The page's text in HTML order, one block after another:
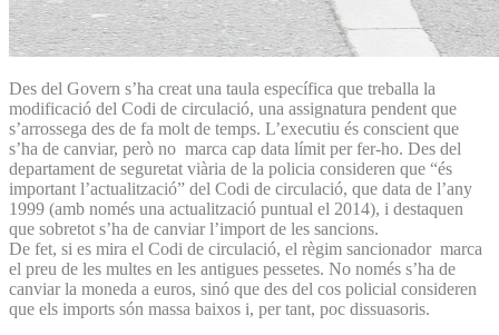
Des del Govern s’ha creat una taula específica que treballa la
modificació del Codi de circulació, una assignatura pendent que
s’arrossega des de fa molt de temps. L’executiu és conscient que
s’ha de canviar, però no marca cap data límit per fer-ho. Des del
departament de seguretat viària de la policia consideren que “és
important l’actualització” del Codi de circulació, que data de l’any
1999 (amb només una actualització puntual el 2014), i destaquen
que sobretot s’ha de canviar l’import de les sancions.
De fet, si es mira el Codi de circulació, el règim sancionador marca
el preu de les multes en les antigues pessetes. No només s’ha de
canviar la moneda a euros, sinó que des del cos policial consideren
que els imports són massa baixos i, per tant, poc dissuasoris.